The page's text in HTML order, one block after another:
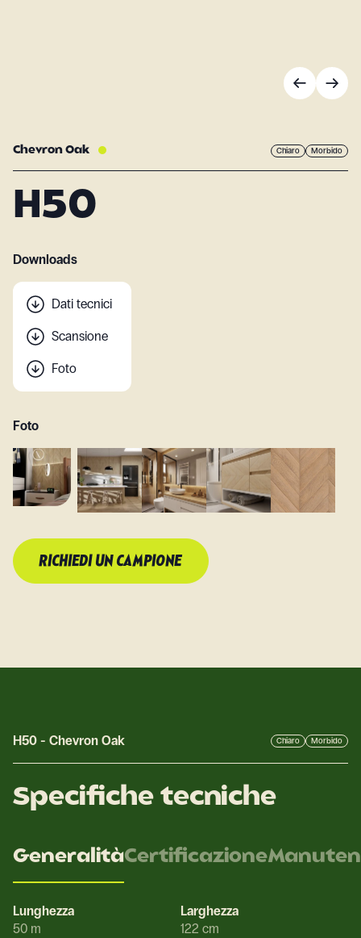
Chevron Oak Chiaro Morbido
H50
Downloads
Dati tecnici
Scansione
Foto
Foto
RICHIEDI UN CAMPIONE
H50 - Chevron Oak Chiaro Morbido
Specifiche tecniche
GeneralitàCertificazione
Lunghezza
50 m
Larghezza
122 cm